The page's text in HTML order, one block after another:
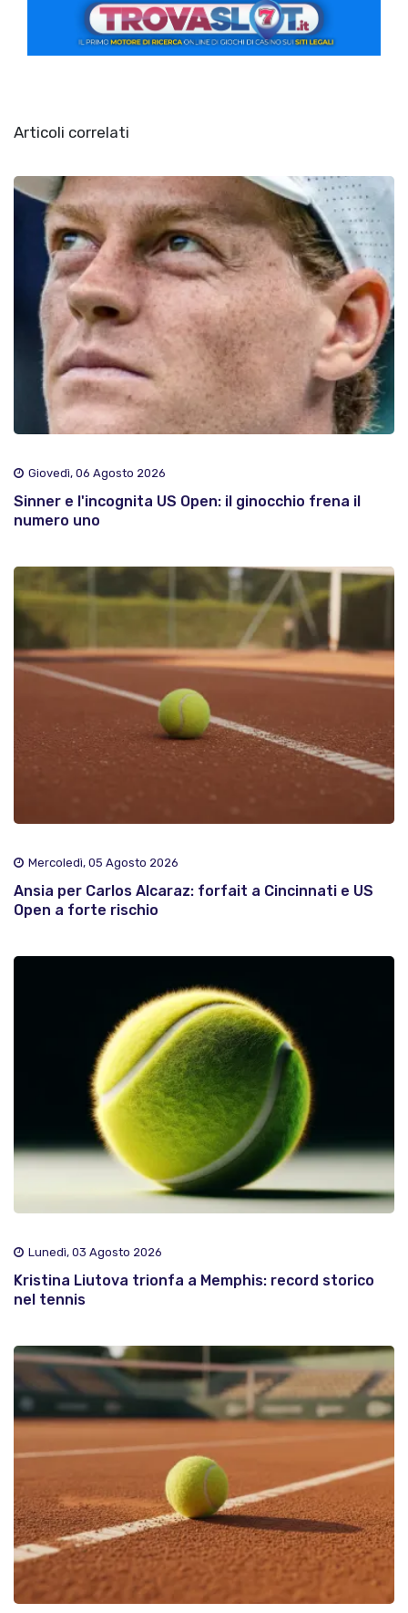
Articoli correlati
Giovedì, 06 Agosto 2026
Sinner e l'incognita US Open: il ginocchio frena il
numero uno
Mercoledì, 05 Agosto 2026
Ansia per Carlos Alcaraz: forfait a Cincinnati e US
Open a forte rischio
Lunedì, 03 Agosto 2026
Kristina Liutova trionfa a Memphis: record storico
nel tennis